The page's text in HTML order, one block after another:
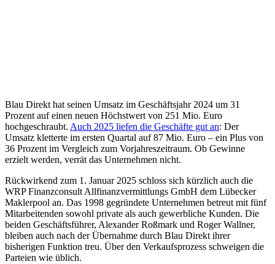
Blau Direkt hat seinen Umsatz im Geschäftsjahr 2024 um 31
Prozent auf einen neuen Höchstwert von 251 Mio. Euro
hochgeschraubt. Auch 2025 liefen die Geschäfte gut an: Der
Umsatz kletterte im ersten Quartal auf 87 Mio. Euro – ein Plus von
36 Prozent im Vergleich zum Vorjahreszeitraum. Ob Gewinne
erzielt werden, verrät das Unternehmen nicht.
Rückwirkend zum 1. Januar 2025 schloss sich kürzlich auch die
WRP Finanzconsult Allfinanzvermittlungs GmbH dem Lübecker
Maklerpool an. Das 1998 gegründete Unternehmen betreut mit fünf
Mitarbeitenden sowohl private als auch gewerbliche Kunden. Die
beiden Geschäftsführer, Alexander Roßmark und Roger Wallner,
bleiben auch nach der Übernahme durch Blau Direkt ihrer
bisherigen Funktion treu. Über den Verkaufsprozess schweigen die
Parteien wie üblich.